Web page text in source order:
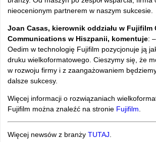
nieocenionym partnerem w naszym sukcesie.
Joan Casas, kierownik oddziału w Fujifilm
Communications w Hiszpanii, komentuje:
Oedim w technologię Fujifilm pozycjonuje ją
druku wielkoformatowego. Cieszymy się, że
w rozwoju firmy i z zaangażowaniem
dalsze sukcesy.
Więcej informacji o rozwiązaniach
Fujifilm można znaleźć na stronie Fujifilm.
Więcej newsów z branży TUTAJ.